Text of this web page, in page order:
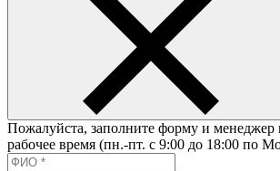
Пожалуйста, заполните форму и менеджер
рабочее время (пн.-пт. с 9:00 до 18:00 по